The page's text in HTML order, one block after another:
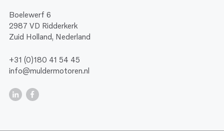
Boelewerf 6
2987 VD Ridderkerk
Zuid Holland, Nederland
+31 (0)180 41 54 45
info@muldermotoren.nl